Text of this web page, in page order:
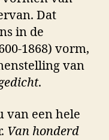
Dat
in de
1868) vorm,
van
.
van een hele
Van honderd